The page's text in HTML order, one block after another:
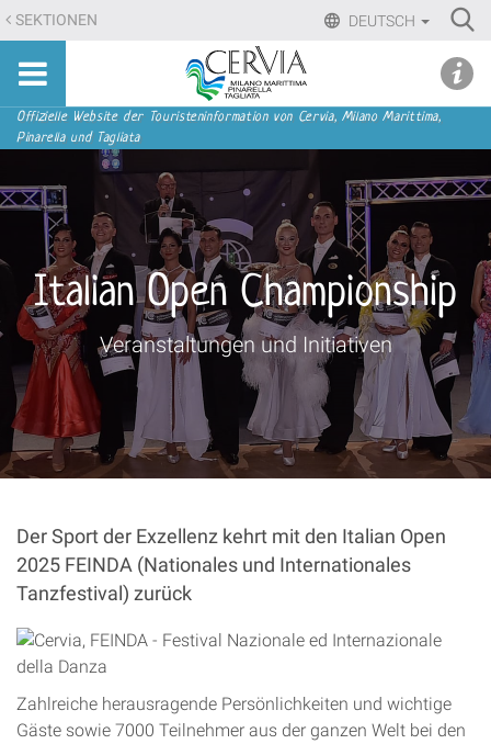
Direkt
zum
Inhalt
Direkt
zur
DEUTSCH
SEKTIONEN
Sito
turistico
ufficiale
Milano
Marittima,
Pinarella,
Tagliata
Sektionen
Offizielle Website der Touristeninformation von Cervia, Milano Marittima,
Pinarella und Tagliata
Italian Open Championship
Veranstaltungen und Initiativen
Der Sport der Exzellenz kehrt mit den Italian Open
2025 FEINDA (Nationales und Internationales
Tanzfestival) zurück
Zahlreiche herausragende Persönlichkeiten und wichtige
Gäste sowie 7000 Teilnehmer aus der ganzen Welt bei den
menu